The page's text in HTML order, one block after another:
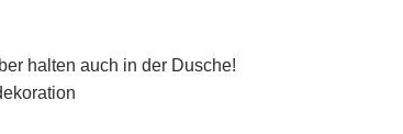
halten auch in der Dusche!